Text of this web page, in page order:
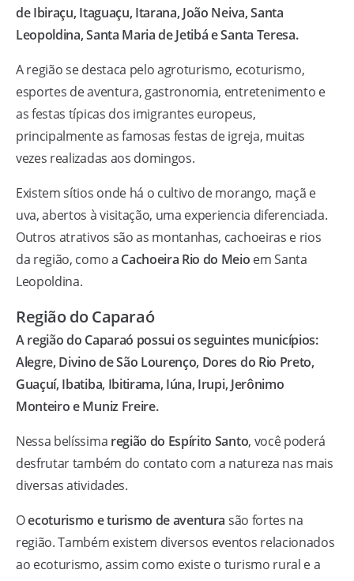
deIbiraçu, Itaguaçu, Itarana, João Neiva, Santa
Leopoldina, Santa Maria de Jetibá e Santa Teresa.
A região se destaca pelo agroturismo, ecoturismo,
esportes de aventura, gastronomia, entretenimento e
as festas típicas dos imigrantes europeus,
principalmente as famosas festas de igreja, muitas
vezes realizadas aos domingos.
Existem sítios onde há o cultivo de morango, maçã e
uva, abertos à visitação, uma experiencia diferenciada.
Outros atrativos são as montanhas, cachoeiras e rios
da região, como a Cachoeira Rio do Meio em Santa
Leopoldina.
Região do Caparaó
A região do Caparaó possui os seguintes municípios:
Alegre, Divino de São Lourenço, Dores do Rio Preto,
Guaçuí, Ibatiba, Ibitirama, Iúna, Irupi, Jerônimo
Monteiro e Muniz Freire.
Nessa belíssima região do Espírito Santo, você poderá
desfrutar também do contato com a natureza nas mais
diversas atividades.
Oecoturismo e turismo de aventura são fortes na
região. Também existem diversos eventos relacionados
ao ecoturismo, assim como existe o turismo rural e a